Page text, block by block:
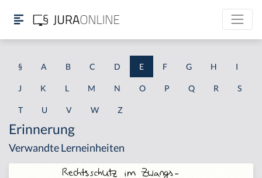
§ A B C D E F G H I
J K L M N O P Q R S
T U V W Z
Erinnerung
Verwandte Lerneinheiten